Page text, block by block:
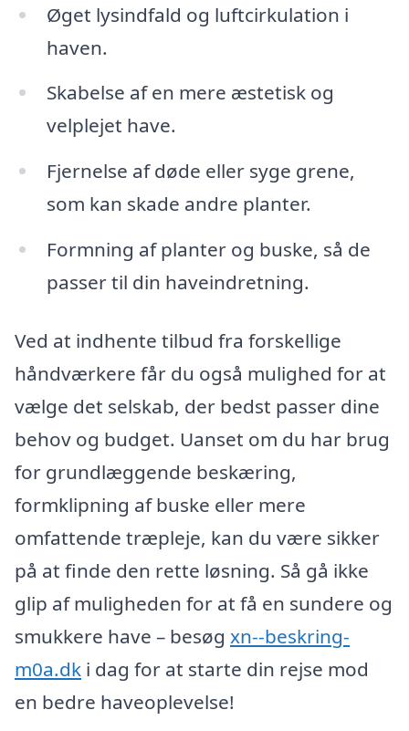
Øget lysindfald og luftcirkulation i
haven.
Skabelse af en mere æstetisk og
velplejet have.
Fjernelse af døde eller syge grene,
som kan skade andre planter.
Formning af planter og buske, så de
passer til din haveindretning.
Ved at indhente tilbud fra forskellige
håndværkere får du også mulighed for at
vælge det selskab, der bedst passer dine
behov og budget. Uanset om du har brug
for grundlæggende beskæring,
formklipning af buske eller mere
omfattende træpleje, kan du være sikker
på at finde den rette løsning. Så gå ikke
glip af muligheden for at få en sundere og
smukkere have – besøg xn--beskring-
m0a.dk i dag for at starte din rejse mod
en bedre haveoplevelse!